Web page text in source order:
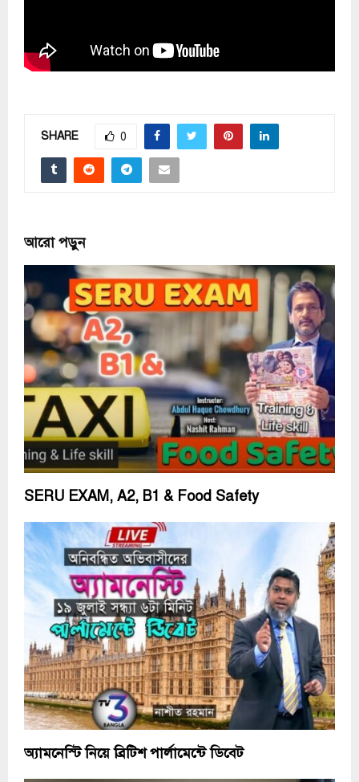
SHARE 0
আরো পড়ুন
SERU EXAM, A2, B1 & Food Safety
অ্যামনেস্টি নিয়ে ব্রিটিশ পার্লামেন্টে ডিবেট